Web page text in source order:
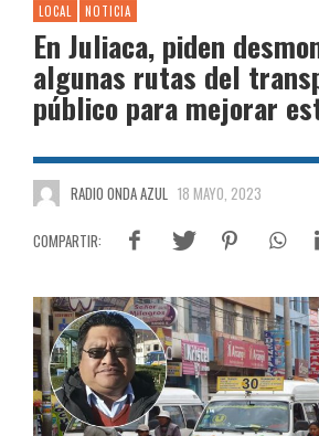
LOCAL NOTICIA
En Juliaca, piden
algunas rutas del
público para mejorar
RADIO ONDA AZUL 18 MAYO, 2023